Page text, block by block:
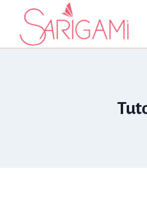
contenu